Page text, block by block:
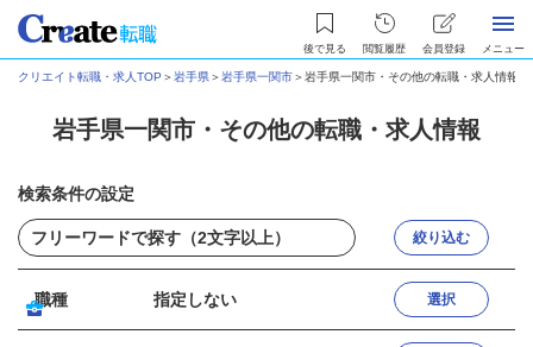
後で見る 閲覧履歴 会員登録 メニュー
クリエイト転職・求人TOP ＞岩手県＞岩手県一関市＞岩手県一関市・その他の転職・求人情報
岩手県一関市・その他の転職・求人情報
検索条件の設定
絞り込む
職種 指定しない 選択